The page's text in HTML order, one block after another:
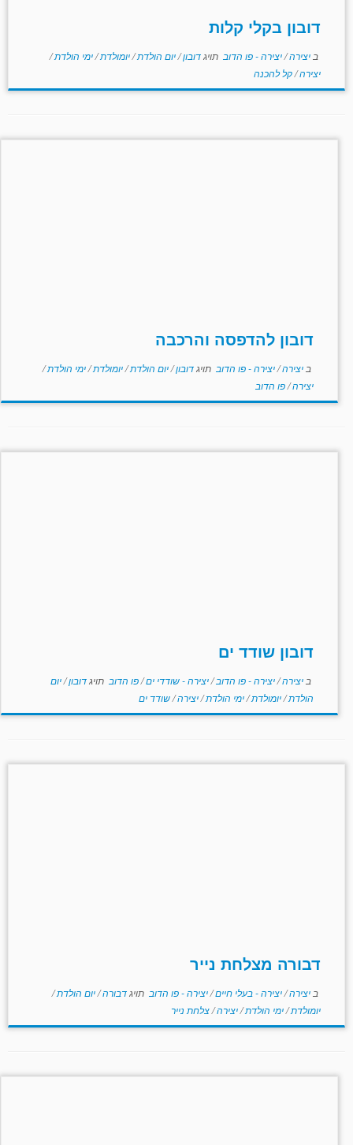
דובון בקלי קלות
ב יצירה/יצירה - פו הדוב תויגדובון/יום הולדת/יומולדת/ימי הולדת/
יצירה/קל להכנה
דובון להדפסה והרכבה
ב יצירה/יצירה - פו הדוב תויגדובון/יום הולדת/יומולדת/ימי הולדת/
יצירה/פו הדוב
דובון שודד ים
ב יצירה/יצירה - פו הדוב/יצירה - שודדי ים/פו הדוב תויגדובון/יום
הולדת/יומולדת/ימי הולדת/יצירה/שודד ים
דבורה מצלחת נייר
ב יצירה/יצירה - בעלי חיים/יצירה - פו הדוב תויגדבורה/יום הולדת/
יומולדת/ימי הולדת/יצירה/צלחת נייר